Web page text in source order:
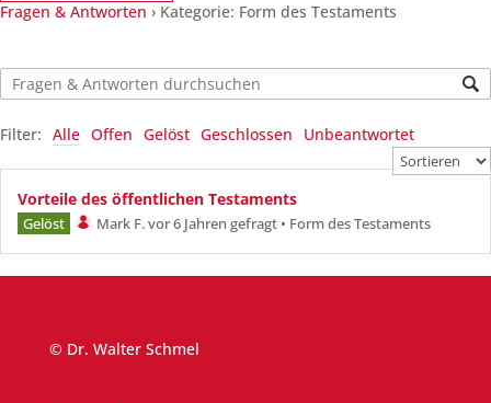
Fragen & Antworten › Kategorie: Form des Testaments
Filter: Alle Offen Gelöst Geschlossen Unbeantwortet
Vorteile des öffentlichen Testaments
Gelöst Mark F.vor 6 Jahren gefragt • Form des Testaments
© Dr. Walter Schmel